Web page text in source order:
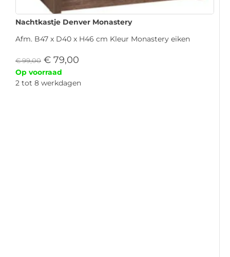
Nachtkastje Denver Monastery
Afm. B47 x D40 x H46 cm Kleur Monastery eiken
€99,00 € 79,00
Op voorraad
2 tot 8 werkdagen